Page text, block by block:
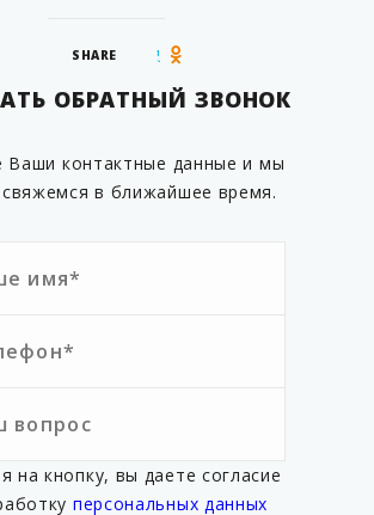
SHARE
ОБРАТНЫЙ ЗВОНОК
Ваши контактные данные и мы
в ближайшее время.
на кнопку, вы даете согласие
персональных данных